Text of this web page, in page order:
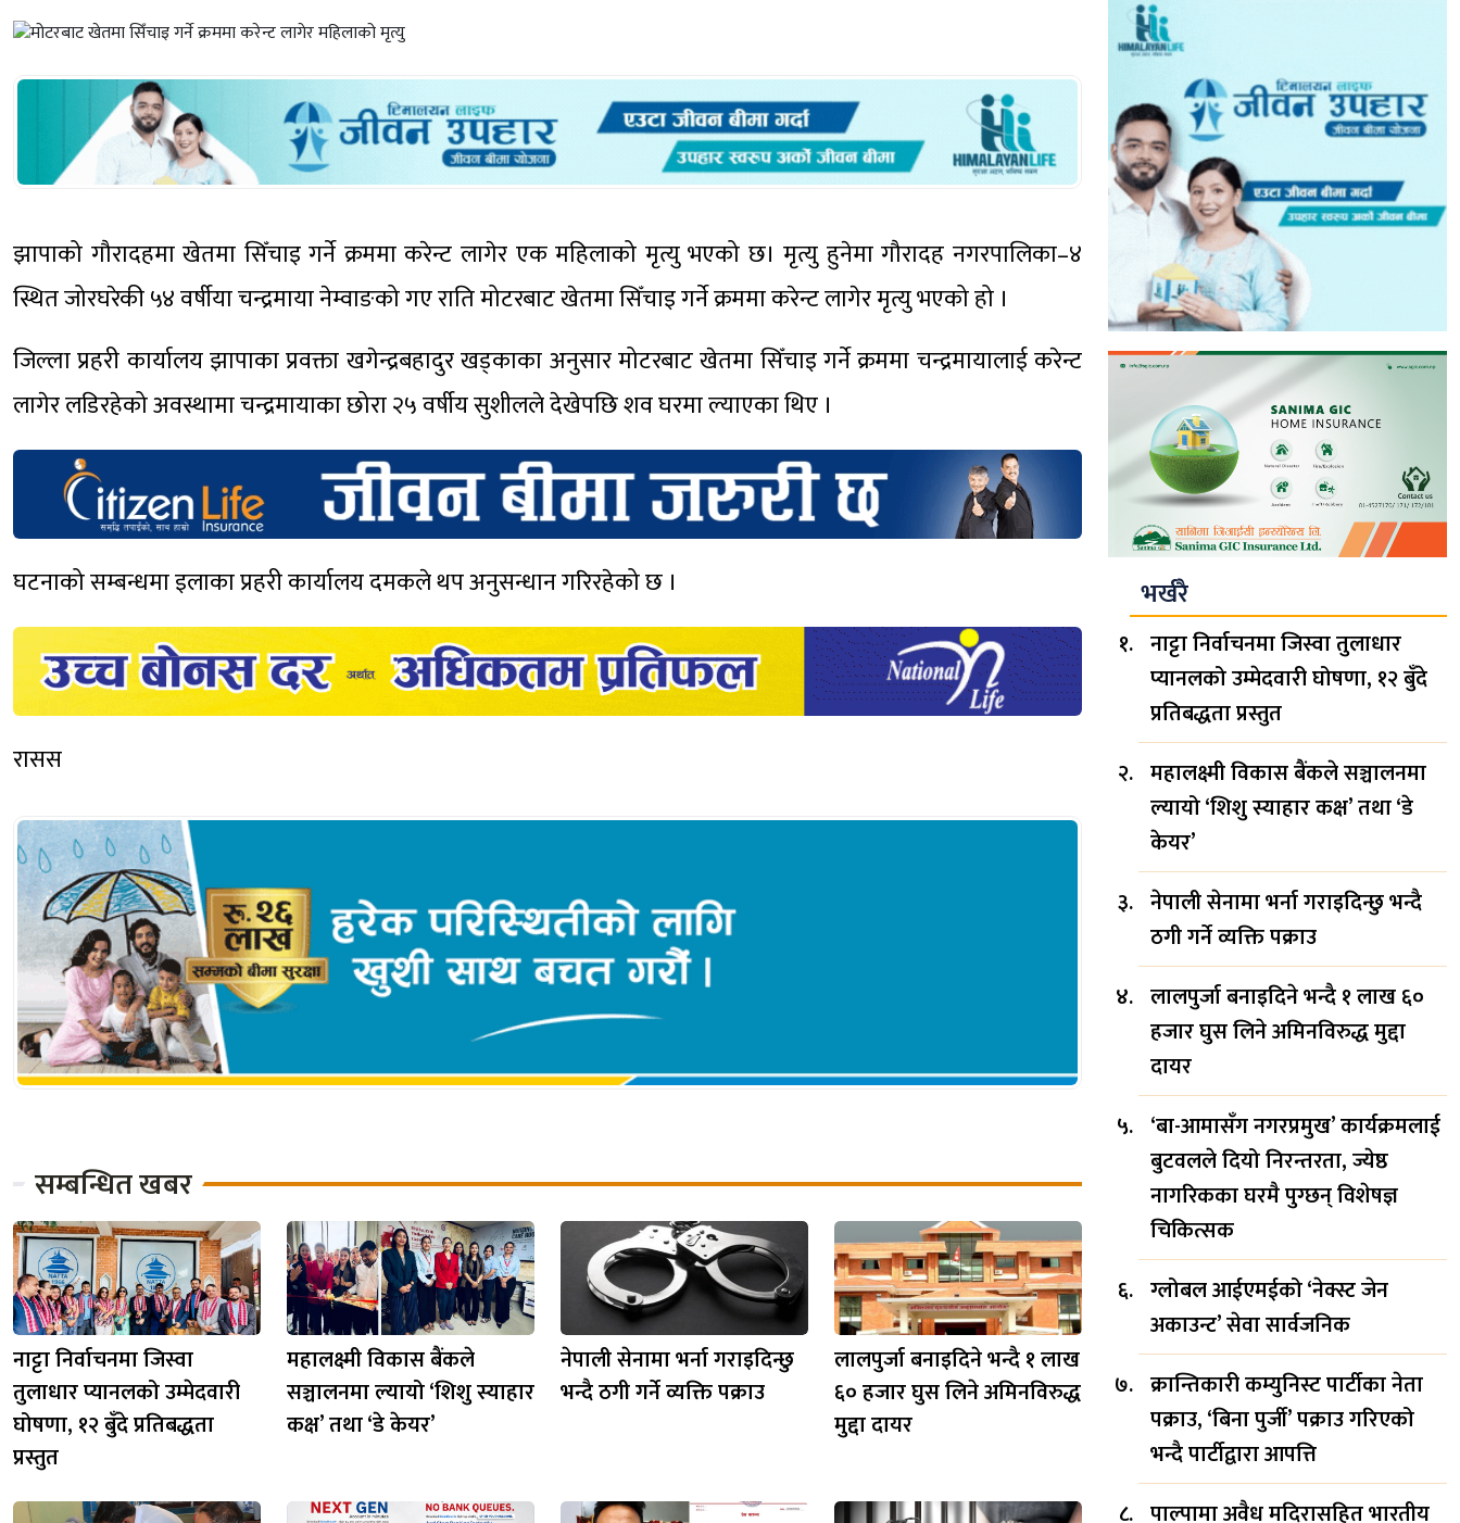
झापाको गौरादहमा खेतमा सिँचाइ गर्ने क्रममा करेन्ट लागेर एक महिलाको मृत्यु भएको छ। मृत्यु हुनेमा गौरादह नगरपालिका–४
स्थित जोरघरेकी ५४ वर्षीया चन्द्रमाया नेम्वाङको गए राति मोटरबाट खेतमा सिँचाइ गर्ने क्रममा करेन्ट लागेर मृत्यु भएको हो ।
जिल्ला प्रहरी कार्यालय झापाका प्रवक्ता खगेन्द्रबहादुर खड्काका अनुसार मोटरबाट खेतमा सिँचाइ गर्ने क्रममा चन्द्रमायालाई करेन्ट
लागेर लडिरहेको अवस्थामा चन्द्रमायाका छोरा २५ वर्षीय सुशीलले देखेपछि शव घरमा ल्याएका थिए ।
घटनाको सम्बन्धमा इलाका प्रहरी कार्यालय दमकले थप अनुसन्धान गरिरहेको छ ।
रासस
सम्बन्धित खबर
नाट्टा निर्वाचनमा जिस्वा
तुलाधार प्यानलको उम्मेदवारी
घोषणा, १२ बुँदे प्रतिबद्धता
प्रस्तुत
महालक्ष्मी विकास बैंकले
सञ्चालनमा ल्यायो ‘शिशु स्याहार
कक्ष’ तथा ‘डे केयर’
नेपाली सेनामा भर्ना गराइदिन्छु
भन्दै ठगी गर्ने व्यक्ति पक्राउ
लालपुर्जा बनाइदिने भन्दै १ लाख
६० हजार घुस लिने अमिनविरुद्ध
मुद्दा दायर
भर्खरै
नाट्टा निर्वाचनमा जिस्वा तुलाधार
प्यानलको उम्मेदवारी घोषणा, १२ बुँदे
प्रतिबद्धता प्रस्तुत
महालक्ष्मी विकास बैंकले सञ्चालनमा
ल्यायो ‘शिशु स्याहार कक्ष’ तथा ‘डे
केयर’
नेपाली सेनामा भर्ना गराइदिन्छु भन्दै
ठगी गर्ने व्यक्ति पक्राउ
लालपुर्जा बनाइदिने भन्दै १ लाख ६०
हजार घुस लिने अमिनविरुद्ध मुद्दा
दायर
‘बा-आमासँग नगरप्रमुख’ कार्यक्रमलाई
बुटवलले दियो निरन्तरता, ज्येष्ठ
नागरिकका घरमै पुग्छन् विशेषज्ञ
चिकित्सक
ग्लोबल आईएमईको ‘नेक्स्ट जेन
अकाउन्ट’ सेवा सार्वजनिक
क्रान्तिकारी कम्युनिस्ट पार्टीका नेता
पक्राउ, ‘बिना पुर्जी’ पक्राउ गरिएको
भन्दै पार्टीद्वारा आपत्ति
पाल्पामा अवैध मदिरासहित भारतीय